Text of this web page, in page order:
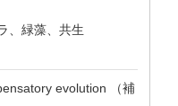
、緑藻、共生
evolution （補